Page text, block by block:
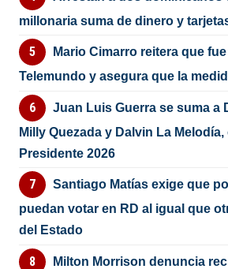
millonaria suma de dinero y
Mario Cimarro reitera que
Telemundo y asegura que la
Juan Luis Guerra se suma a
Milly Quezada y Dalvin La Melodía,
Presidente 2026
Santiago Matías exige que
puedan votar en RD al igual que
del Estado
Milton Morrison denuncia